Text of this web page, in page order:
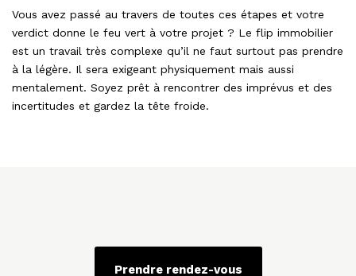
Vous avez passé au travers de toutes ces étapes et votre
verdict donne le feu vert à votre projet ? Le flip immobilier
est un travail très complexe qu’il ne faut surtout pas prendre
à la légère. Il sera exigeant physiquement mais aussi
mentalement. Soyez prêt à rencontrer des imprévus et des
incertitudes et gardez la tête froide.
Prendre rendez-vous